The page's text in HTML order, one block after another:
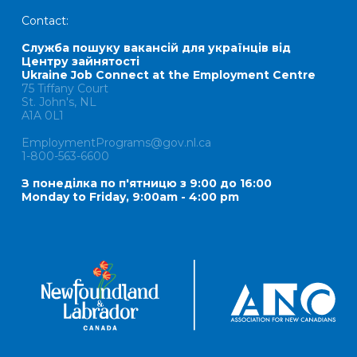
Contact:
Служба пошуку вакансій для українців від
Центру зайнятості
Ukraine Job Connect at the Employment Centre
75 Tiffany Court
St. John's, NL
A1A 0L1
EmploymentPrograms@gov.nl.ca
1-800-563-6600
З понеділка по п'ятницю з 9:00 до 16:00
Monday to Friday, 9:00am - 4:00 pm